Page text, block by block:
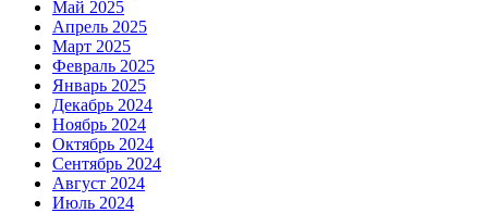
Май 2025
Апрель 2025
Март 2025
Февраль 2025
Январь 2025
Декабрь 2024
Ноябрь 2024
Октябрь 2024
Сентябрь 2024
Август 2024
Июль 2024